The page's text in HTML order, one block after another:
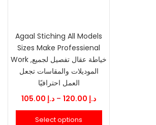
Agaal Stiching All Models
Sizes Make Professienal
Work ,خياطة عقال تفصيل لجميع
الموديلات والمقاسات تجعل
العمل احترافيًا
د.إ – د.إPrice
range:
Select options